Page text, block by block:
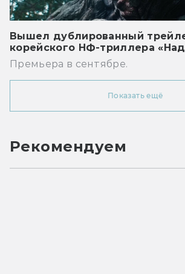
Вышел дублированный
корейского НФ-триллера
Премьера в сентябре.
Показать ещё
Рекомендуем